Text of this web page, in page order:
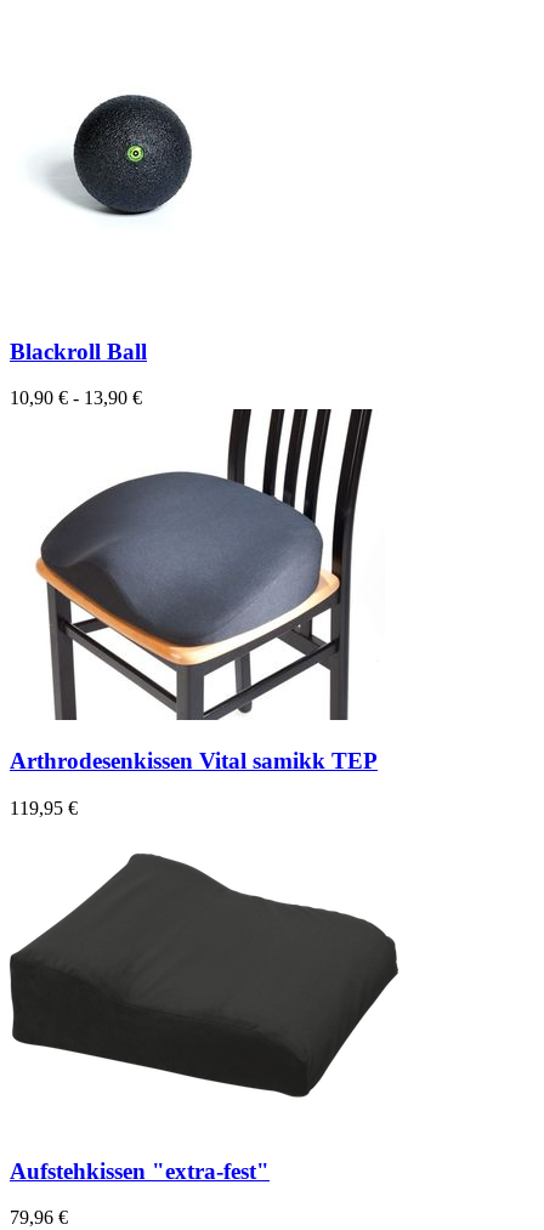
Blackroll Ball
10,90 € - 13,90 €
Arthrodesenkissen Vital samikk TEP
119,95 €
Aufstehkissen "extra-fest"
79,96 €